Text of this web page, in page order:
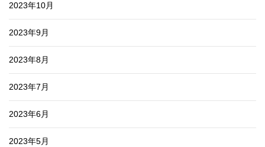
2023年10月
2023年9月
2023年8月
2023年7月
2023年6月
2023年5月